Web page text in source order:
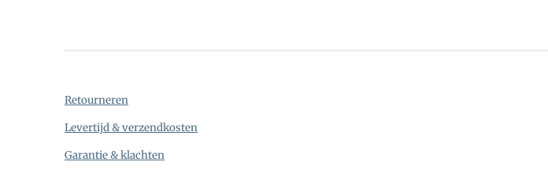
Retourneren
Levertijd & verzendkosten
Garantie & klachten